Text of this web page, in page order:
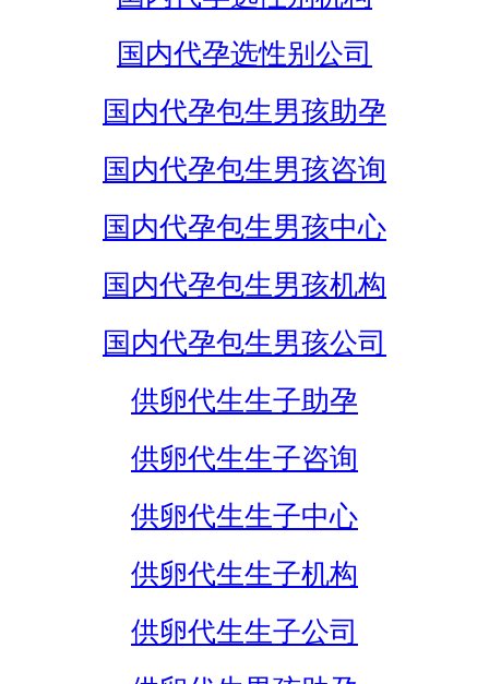
国内代孕选性别公司
国内代孕包生男孩助孕
国内代孕包生男孩咨询
国内代孕包生男孩中心
国内代孕包生男孩机构
国内代孕包生男孩公司
供卵代生生子助孕
供卵代生生子咨询
供卵代生生子中心
供卵代生生子机构
供卵代生生子公司